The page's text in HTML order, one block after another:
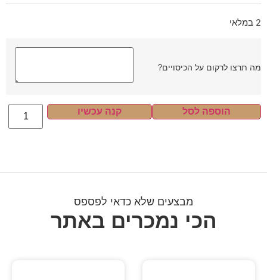
2 במלאי
מה תרצו לרקום על הכיסויים?
הוספה לסל קנה עכשיו
מבצעים שלא כדאי לפספס
הכי נמכרים באתר